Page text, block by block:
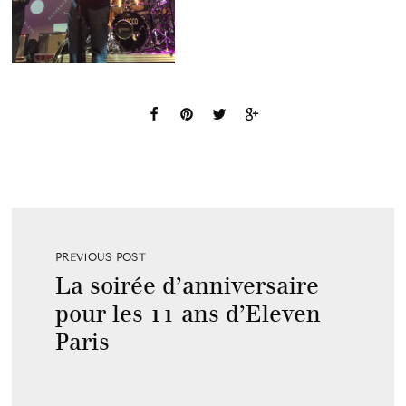
PREVIOUS POST
La soirée d’anniversaire
pour les 11 ans d’Eleven
Paris